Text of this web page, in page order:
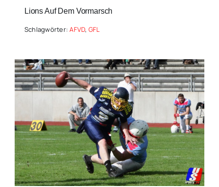
Lions Auf Dem Vormarsch
Schlagwörter:AFVD, GFL